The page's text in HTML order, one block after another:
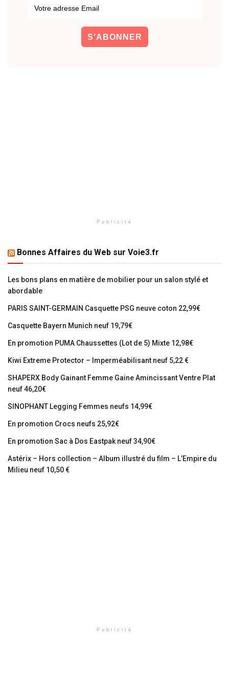
Publicité
Bonnes Affaires du Web sur Voie3.fr
Les bons plans en matière de mobilier pour un salon stylé et
abordable
PARIS SAINT-GERMAIN Casquette PSG neuve coton 22,99€
Casquette Bayern Munich neuf 19,79€
En promotion PUMA Chaussettes (Lot de 5) Mixte 12,98€
Kiwi Extreme Protector – Imperméabilisant neuf 5,22 €
SHAPERX Body Gainant Femme Gaine Amincissant Ventre Plat
neuf 46,20€
SINOPHANT Legging Femmes neufs 14,99€
En promotion Crocs neufs 25,92€
En promotion Sac à Dos Eastpak neuf 34,90€
Astérix – Hors collection – Album illustré du film – L’Empire du
Milieu neuf 10,50 €
Publicité